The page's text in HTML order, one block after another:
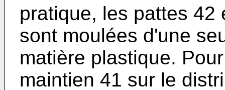
pratique, les pattes 42
sont moulées d'une
matière plastique.
maintien 41 sur le